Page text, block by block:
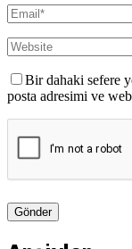
Bir dahaki sefere
posta adresimi ve